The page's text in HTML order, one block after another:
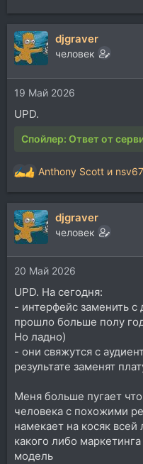
djgraver
человек
19 Май 2026
UPD.
Спойлер: Ответ от
Р
е
а
к
ц
и
и
:
Anthony Scott и nsv67
djgraver
человек
20 Май 2026
UPD. На сегодня:
- интерфейс заменить с
прошло больше полу
Но ладно)
- они свяжутся с
результате заменят
Меня больше пугает
человека с похожими
намекает на косяк
какого либо
модель